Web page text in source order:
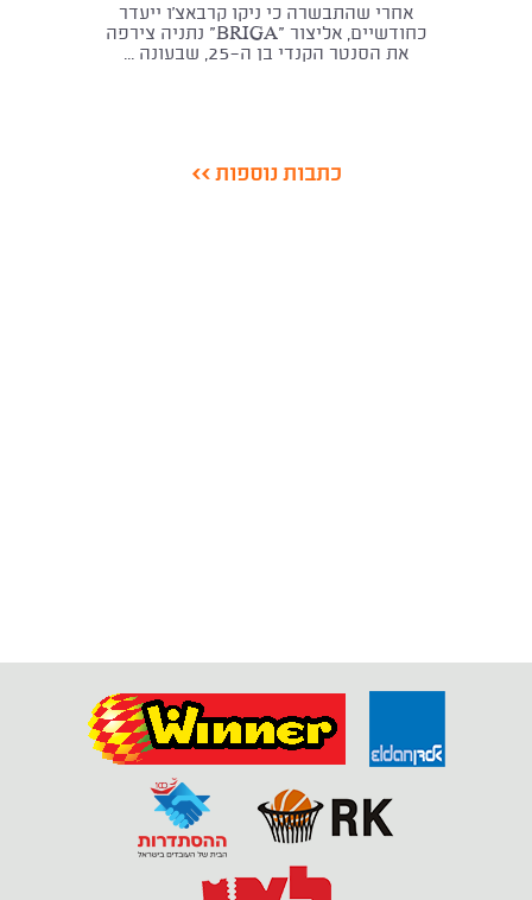
אחרי שהתבשרה כי ניקו קרבאצ'ו ייעדר
כחודשיים, אליצור "BRIGA" נתניה צירפה
את הסנטר הקנדי בן ה-25, שבעונה ...
כתבות נוספות >>